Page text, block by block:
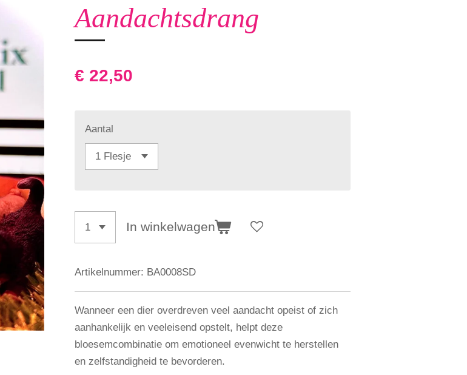
Aandachtsdrang
€ 22,50
Aantal
In winkelwagen
Artikelnummer: BA0008SD
Wanneer een dier overdreven veel aandacht opeist of zich
aanhankelijk en veeleisend opstelt, helpt deze
bloesemcombinatie om emotioneel evenwicht te herstellen
en zelfstandigheid te bevorderen.